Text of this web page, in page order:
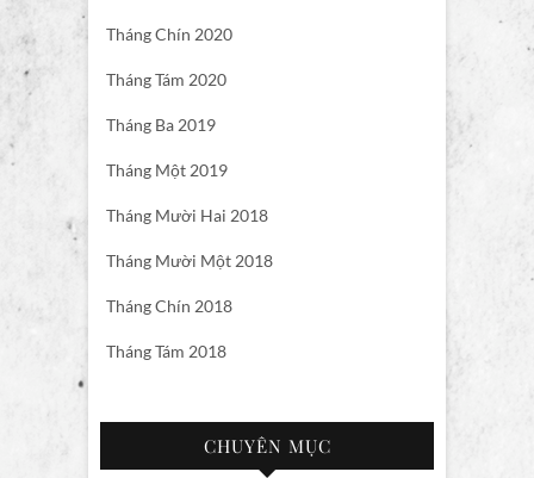
Tháng Chín 2020
Tháng Tám 2020
Tháng Ba 2019
Tháng Một 2019
Tháng Mười Hai 2018
Tháng Mười Một 2018
Tháng Chín 2018
Tháng Tám 2018
CHUYÊN MỤC